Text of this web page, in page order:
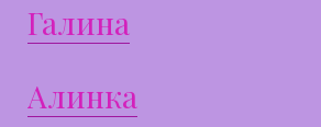
Галина
Алинка